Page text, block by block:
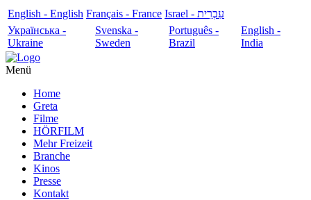
English - English Français - France
עִבְרִית - Israel
Українська -
Ukraine
Svenska -
Sweden
Português -
Brazil
English -
India
Menü
Home
Greta
Filme
HÖRFILM
Mehr Freizeit
Branche
Kinos
Presse
Kontakt